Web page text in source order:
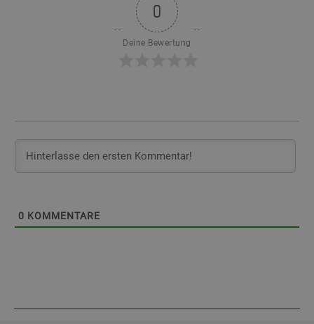
0
Deine Bewertung
0 KOMMENTARE